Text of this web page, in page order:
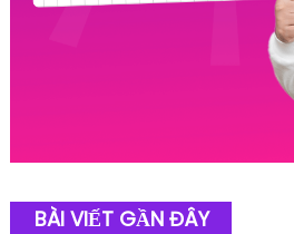
BÀI VIẾT GẦN ĐÂY